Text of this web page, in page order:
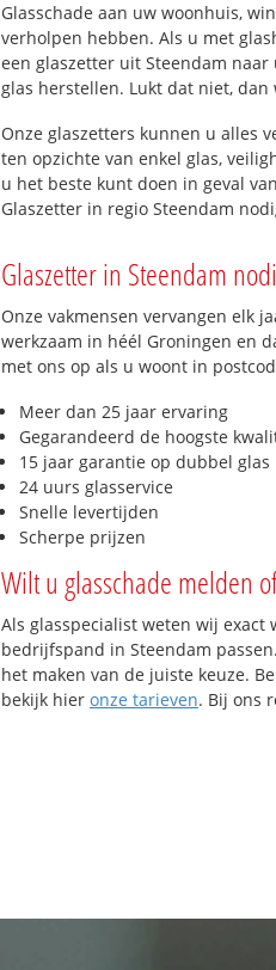
Glasschade aan uw woonhuis,
verholpen hebben. Als u met
een glaszetter uit Steendam
glas herstellen. Lukt dat niet,
Onze glaszetters kunnen u alles
ten opzichte van enkel glas,
u het beste kunt doen in geval
Glaszetter in regio Steendam
Glaszetter in Steendam
Onze vakmensen vervangen elk
werkzaam in héél Groningen en
met ons op als u woont in
Meer dan 25 jaar ervaring
Gegarandeerd de hoogste
15 jaar garantie op dubbel
24 uurs glasservice
Snelle levertijden
Scherpe prijzen
Wilt u glasschade melden
Als glasspecialist weten wij
bedrijfspand in Steendam
het maken van de juiste keuze.
bekijk hier onze tarieven. Bij ons